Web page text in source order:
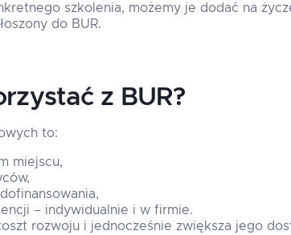
szkolenia, możemy je dodać na
do BUR.
z BUR?
to:
miejscu,
– indywidualnie i w firmie.
rozwoju i jednocześnie zwiększa jego